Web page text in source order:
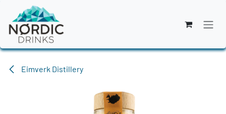
Zum Inhalt springen
Eimverk Distillery